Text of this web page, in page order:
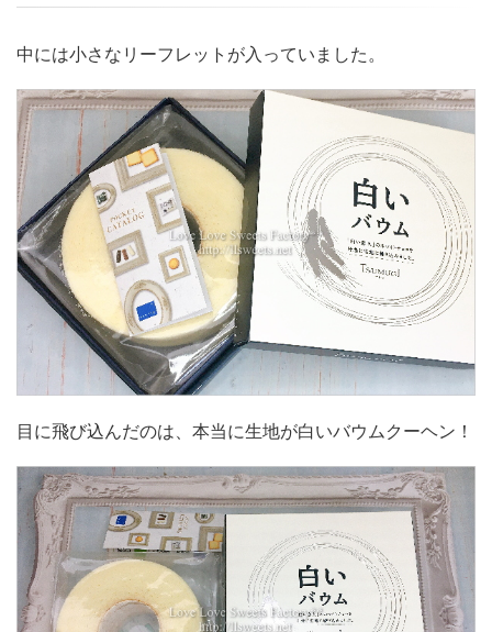
中には小さなリーフレットが入っていました。
目に飛び込んだのは、本当に生地が白いバウムクーヘン！